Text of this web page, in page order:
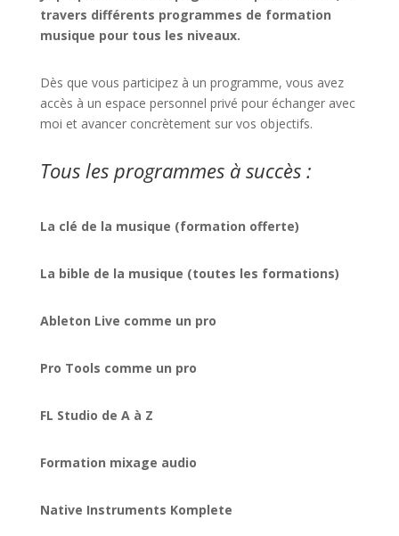
travers différents programmes de formation
musique pour tous les niveaux.
Dès que vous participez à un programme, vous avez
accès à un espace personnel privé pour échanger avec
moi et avancer concrètement sur vos objectifs.
Tous les programmes à succès :
La clé de la musique (formation offerte)
La bible de la musique (toutes les formations)
Ableton Live comme un pro
Pro Tools comme un pro
FL Studio de A à Z
Formation mixage audio
Native Instruments Komplete